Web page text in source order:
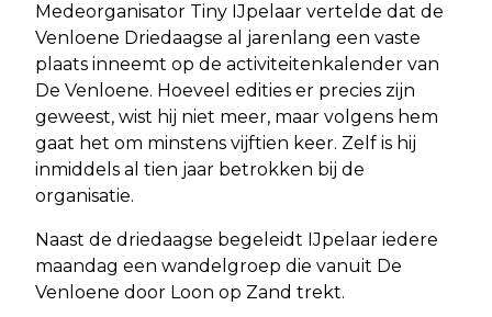
Medeorganisator Tiny IJpelaar vertelde dat de
Venloene Driedaagse al jarenlang een vaste
plaats inneemt op de activiteitenkalender van
De Venloene. Hoeveel edities er precies zijn
geweest, wist hij niet meer, maar volgens hem
gaat het om minstens vijftien keer. Zelf is hij
inmiddels al tien jaar betrokken bij de
organisatie.
Naast de driedaagse begeleidt IJpelaar iedere
maandag een wandelgroep die vanuit De
Venloene door Loon op Zand trekt.